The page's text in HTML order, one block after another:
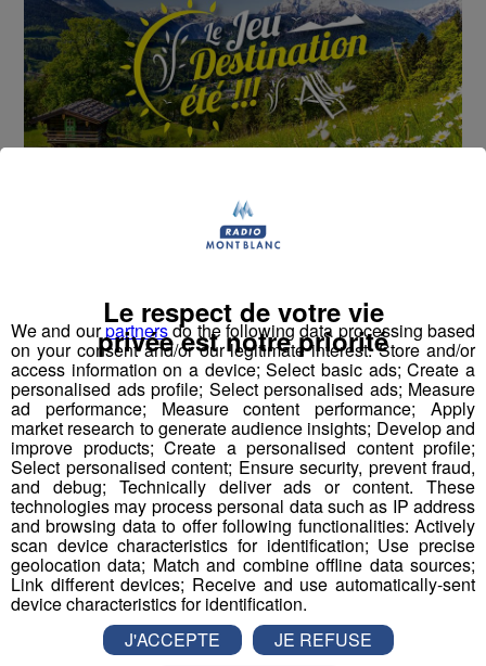
Cet été, Radio Mont Blanc s'occupe de toutes vos
Deux rendez-vous par jour, à 8h45 et 17h45 sur
Radio Mont Blanc !
Déstination été ! Une question...une destination !
Nous vous poserons une question, a vous de faire le
bon choix entre les 3 réponses pour repartir avec vos
entrées pour un maximum d'activités dans la région !
Inscription par téléphone toute la journée pour
participer aux 2 tirages au sort par jour à 8h45 et 17h45.
Appelez le standard au 04 50 58 24 09
We and ourpartnersdo the following data processing based
on your consent and/or our legitimate interest: Store and/or
access information on a device; Select basic ads; Create a
personalised ads profile; Select personalised ads; Measure
ad performance; Measure content performance; Apply
market research to generate audience insights; Develop and
improve products; Create a personalised content profile;
Select personalised content; Ensure security, prevent fraud,
and debug; Technically deliver ads or content. These
technologies may process personal data such as IP address
and browsing data to offer following functionalities: Actively
scan device characteristics for identification; Use precise
geolocation data; Match and combine offline data sources;
Link different devices; Receive and use automatically-sent
device characteristics for identification.
Le respect de votre vie
privée est notre priorité
J'ACCEPTE
JE REFUSE